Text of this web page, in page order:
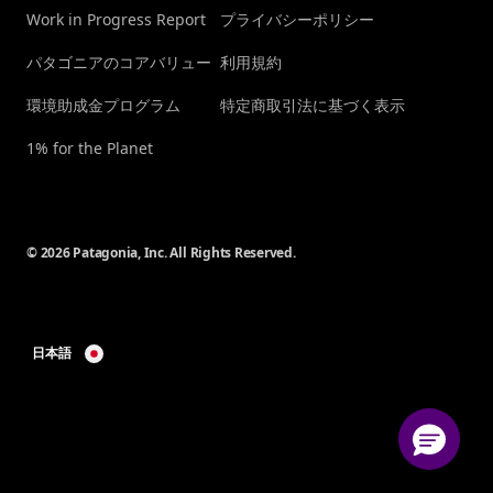
Work in Progress Report
パタゴニアのコアバリュー
環境助成金プログラム
1% for the Planet
プライバシーポリシー
利用規約
特定商取引法に基づく表示
© 2026 Patagonia, Inc. All Rights Reserved.
日本語